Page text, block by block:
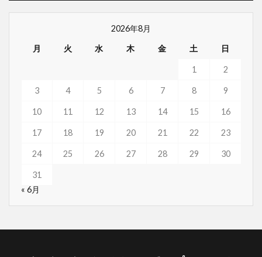
2026年8月
月
火 水 木 金 土 日
1 2
3 4 5 6 7 8 9
10 11 12 13 14 15 16
17 18 19 20 21 22 23
24 25 26 27 28 29 30
31
« 6月